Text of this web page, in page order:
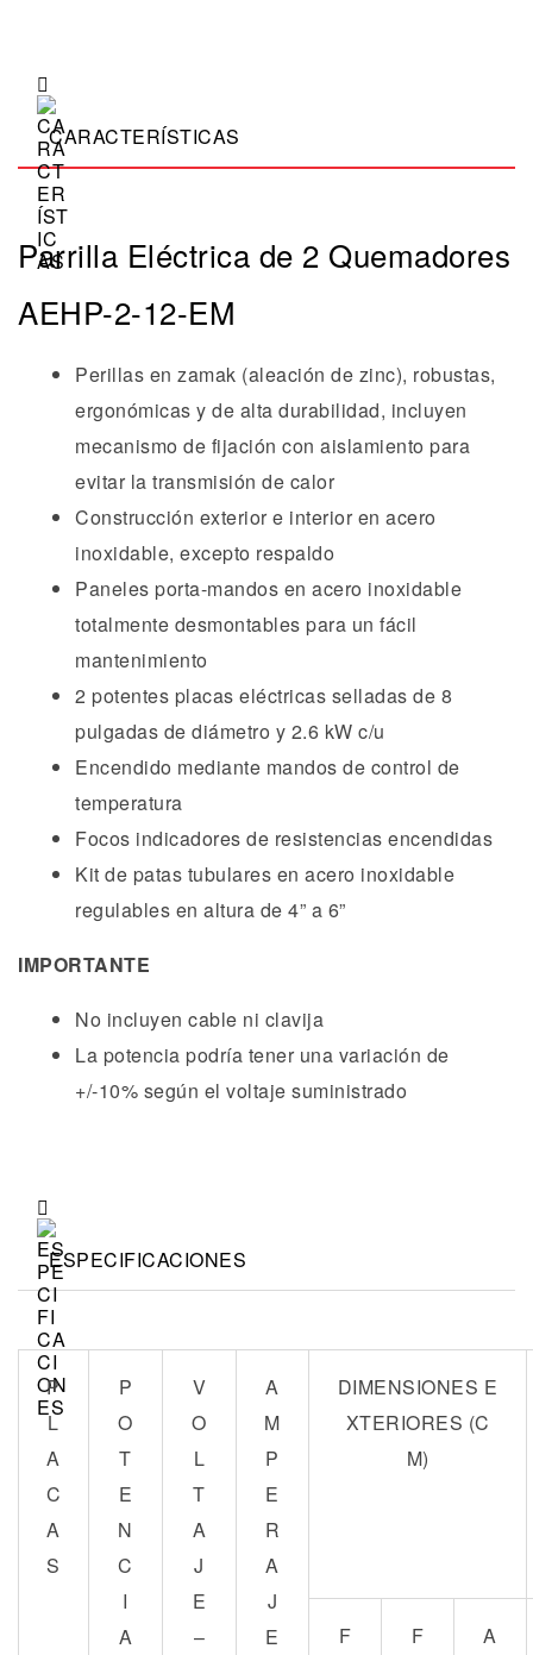
CARACTERÍSTICAS
Parrilla Eléctrica de 2 Quemadores
AEHP-2-12-EM
Perillas en zamak (aleación de zinc), robustas,
ergonómicas y de alta durabilidad, incluyen
mecanismo de fijación con aislamiento para
evitar la transmisión de calor
Construcción exterior e interior en acero
inoxidable, excepto respaldo
Paneles porta-mandos en acero inoxidable
totalmente desmontables para un fácil
mantenimiento
2 potentes placas eléctricas selladas de 8
pulgadas de diámetro y 2.6 kW c/u
Encendido mediante mandos de control de
temperatura
Focos indicadores de resistencias encendidas
Kit de patas tubulares en acero inoxidable
regulables en altura de 4” a 6”
IMPORTANTE
No incluyen cable ni clavija
La potencia podría tener una variación de
+/-10% según el voltaje suministrado
ESPECIFICACIONES
P
L
A
C
A
S
P
O
T
E
N
C
I
A
V
O
L
T
A
J
E
–
A
M
P
E
R
A
J
E
DIMENSIONES E
XTERIORES (C
M)
F
F
A